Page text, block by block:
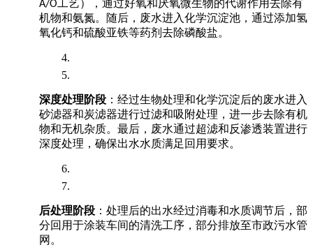
A/O工艺），通过好氧和厌氧微生物的代谢作用去除有
机物和氨氮。随后，废水进入化学沉淀池，通过添加氢
氧化钙和硫酸亚铁等药剂去除磷酸盐。
深度处理阶段 ：经过生物处理和化学沉淀后的废水进入
砂滤器和炭滤器进行过滤和吸附处理，进一步去除有机
物和无机杂质。最后，废水通过超滤和反渗透装置进行
深度处理，确保出水水质满足回用要求。
后处理阶段 ：处理后的出水经过消毒和水质调节后，部
分回用于涂装车间的清洗工序，部分排放至市政污水管
网。